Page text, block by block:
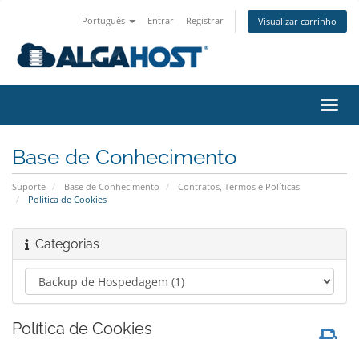
Português Entrar Registrar Visualizar carrinho
Base de Conhecimento
Suporte Base de Conhecimento
Contratos, Termos e Políticas
Política de Cookies
Categorias
Política de Cookies